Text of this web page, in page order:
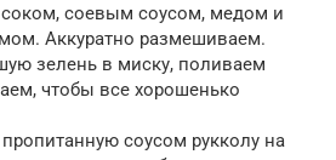
соевым соусом, медом и
Аккуратно размешиваем.
зелень в миску, поливаем
чтобы все хорошенько
соусом рукколу на